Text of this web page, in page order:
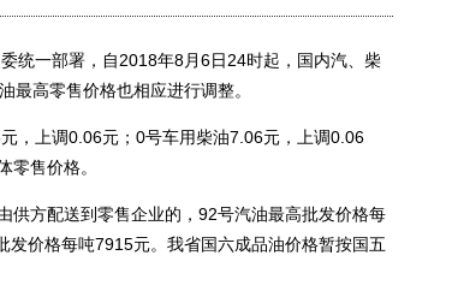
一部署，自2018年8月6日24时起，国内汽、柴
最高零售价格也相应进行调整。
上调0.06元；0号车用柴油7.06元，上调0.06
零售价格。
方配送到零售企业的，92号汽油最高批发价格每
价格每吨7915元。我省国六成品油价格暂按国五